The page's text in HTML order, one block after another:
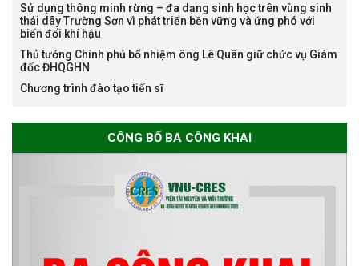
Nguyễn Thế Thông
Thông báo chương trình học
bổng Nagao tại Việt Nam năm
ban chuyên môn đánh giá hồ
Sử dụng thông minh rừng – đa dạng sinh học trên vùng sinh
thái dãy Trường Sơn vì phát triển bền vững và ứng phó với
biến đổi khí hậu
Thủ tướng Chính phủ bổ nhiệm ông Lê Quân giữ chức vụ Giám
đốc ĐHQGHN
Chương trình đào tạo tiến sĩ
CÔNG BỐ BA CÔNG KHAI